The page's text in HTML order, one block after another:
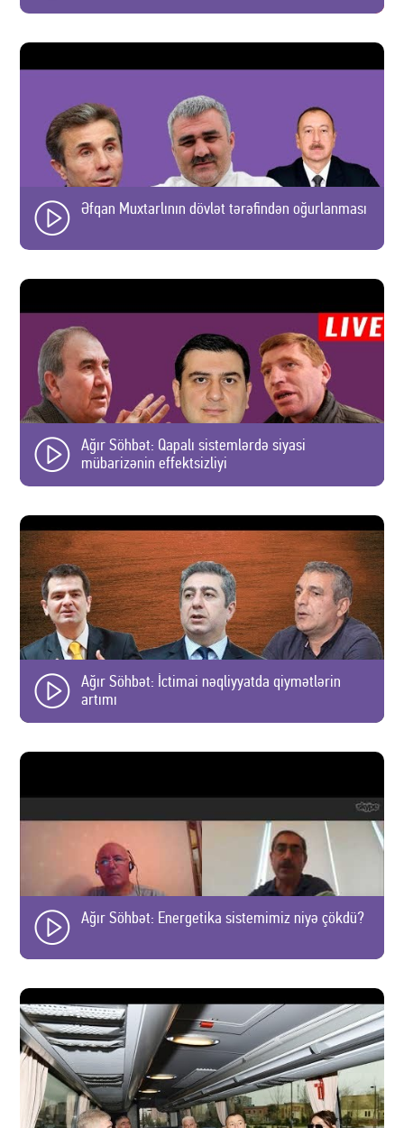
Əfqan Muxtarlının dövlət tərəfindən oğurlanması
Ağır Söhbət: Qapalı sistemlərdə siyasi
mübarizənin effektsizliyi
Ağır Söhbət: İctimai nəqliyyatda qiymətlərin
artımı
Ağır Söhbət: Energetika sistemimiz niyə çökdü?